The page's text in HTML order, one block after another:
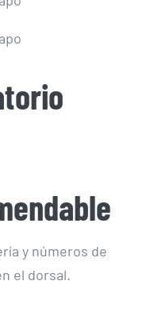
y números de
el dorsal.